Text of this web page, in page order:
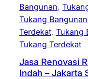
Bangunan,
Tukang
Terdekat, Tukang
Tukang Terdekat
Jasa Renovasi
Indah – Jakarta